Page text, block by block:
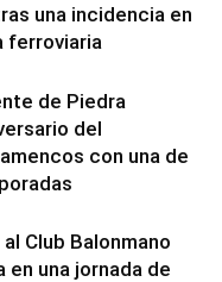
una incidencia en
ferroviaria
de Piedra
del
con una de
Club Balonmano
en una jornada de